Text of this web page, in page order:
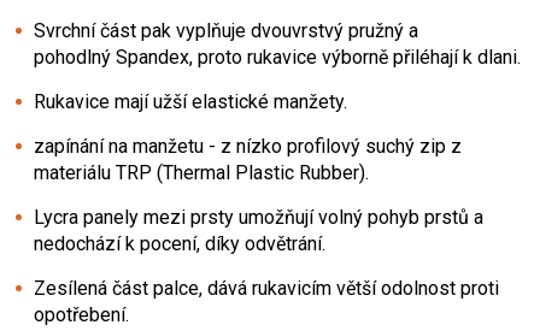
Svrchní část pak vyplňuje dvouvrstvý pružný a
pohodlný Spandex, proto rukavice výborně přiléhají k dlani.
Rukavice mají užší elastické manžety.
zapínání na manžetu - z nízko profilový suchý zip z
materiálu TRP (Thermal Plastic Rubber).
Lycra panely mezi prsty umožňují volný pohyb prstů a
nedochází k pocení, díky odvětrání.
Zesílená část palce, dává rukavicím větší odolnost proti
opotřebení.